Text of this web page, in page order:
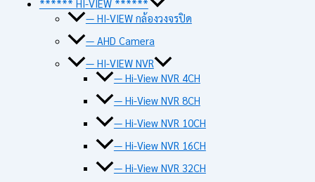
****** HI-VIEW ******
— HI-VIEW กล้องวงจรปิด
— AHD Camera
— HI-VIEW NVR
— Hi-View NVR 4CH
— Hi-View NVR 8CH
— Hi-View NVR 10CH
— Hi-View NVR 16CH
— Hi-View NVR 32CH